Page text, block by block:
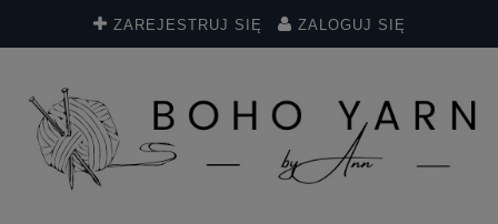
ZAREJESTRUJ SIĘ ZALOGUJ SIĘ